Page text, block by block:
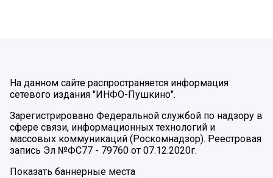
На данном сайте распространяется информация
сетевого издания "ИНФО-Пушкино".
Зарегистрировано Федеральной службой по надзору в
сфере связи, информационных технологий и
массовых коммуникаций (Роскомнадзор). Реестровая
запись Эл №ФС77 - 79760 от 07.12.2020г.
Показать баннерные места